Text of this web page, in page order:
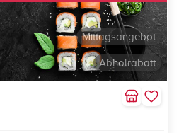
Abholrabatt
Mittagsangebot